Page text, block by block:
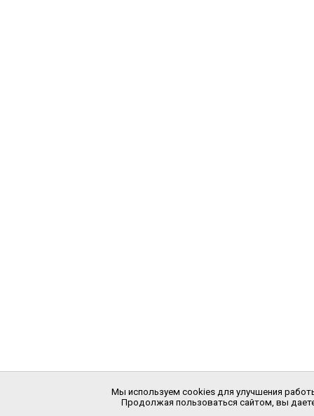
Мы используем cookies для улучшения
Продолжая пользоваться сайтом, вы